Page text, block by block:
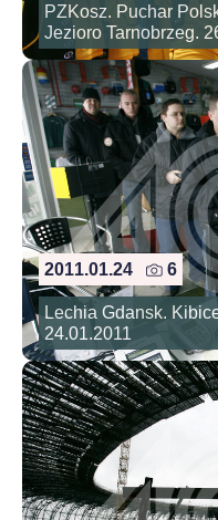
PZKosz. Puchar
Jezioro Tarnobrzeg.
2011.01.24 6
Lechia Gdansk.
24.01.2011